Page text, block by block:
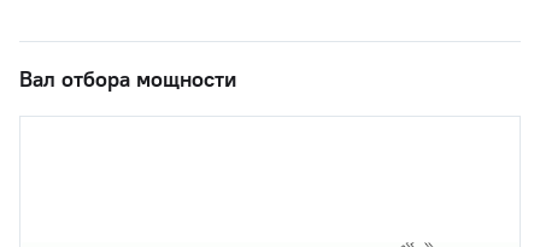
Вал отбора мощности